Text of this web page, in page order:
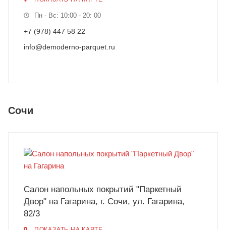
Пн - Вс: 10:00 - 20: 00
+7 (978) 447 58 22
info@demoderno-parquet.ru
Сочи
Салон напольных покрытий "Паркетный
Двор" на Гагарина, г. Сочи, ул. Гагарина,
82/3